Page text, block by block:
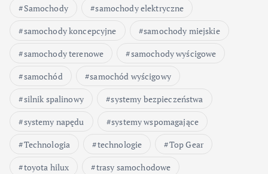
Samochody
samochody elektryczne
samochody koncepcyjne
samochody miejskie
samochody terenowe
samochody wyścigowe
samochód
samochód wyścigowy
silnik spalinowy
systemy bezpieczeństwa
systemy napędu
systemy wspomagające
Technologia
technologie
Top Gear
toyota hilux
trasy samochodowe